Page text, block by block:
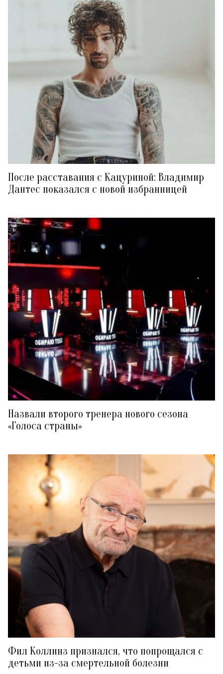
После расставания с Кацуриной: Владимир
Дантес показался с новой избранницей
Назвали второго тренера нового сезона
«Голоса страны»
Фил Коллинз признался, что попрощался с
детьми из-за смертельной болезни